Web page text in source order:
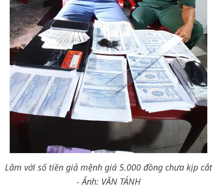
Lâm với số tiền giả mệnh giá 5.000 đồng chưa kịp cắt
- Ảnh: VĂN TÁNH